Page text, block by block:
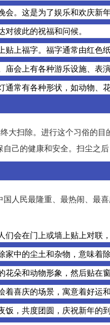
。这是为了娱乐和欢庆新年
彼此的祝福和问候。
上福字。福字通常由红色
会上有各种游乐设施、表
常有各种形状，如动物、花
大扫除。进行这个习俗的
己的健康和安全。扫尘之
人民最隆重、最热闹、最
会在门上或墙上贴上对联
中的尘土和杂物，意味着
朵和动物形象，然后贴在
喜庆的场景，寓意着好运和
，共度团圆，庆祝新年的到